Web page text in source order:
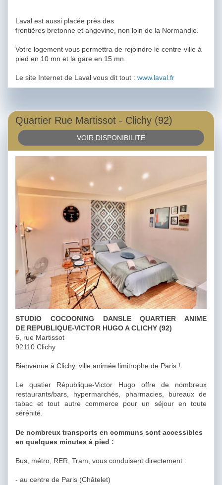
Laval est aussi placée près des
frontières bretonne et angevine, non loin de la Normandie.
Votre logement vous permettra de rejoindre le centre-ville à
pied en 10 mn et la gare en 15 mn.
Le site Internet de Laval vous dit tout : www.laval.fr
Quartier Rue Martissot - Clichy (92)
VOIR DISPONIBILITÉ
STUDIO COCOONING DANSLE QUARTIER ANIME
DE REPUBLIQUE-VICTOR HUGO A CLICHY (92)
6, rue Martissot
92110 Clichy
Bienvenue à Clichy, ville animée limitrophe de Paris !
Le quatier République-Victor Hugo offre de nombreux
restaurants/bars, hypermarchés, pharmacies, bureaux de
tabac et tout autre commerce pour un séjour en toute
sérénité.
De nombreux transports en communs sont accessibles
en quelques minutes à pied :
Bus, métro, RER, Tram, vous conduisent directement :
- au centre de Paris (Châtelet)